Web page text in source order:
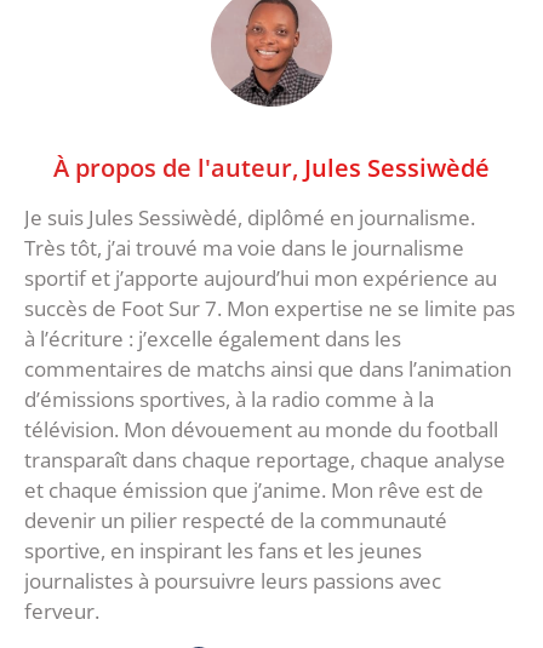
À propos de l'auteur, Jules Sessiwèdé
Je suis Jules Sessiwèdé, diplômé en journalisme.
Très tôt, j’ai trouvé ma voie dans le journalisme
sportif et j’apporte aujourd’hui mon expérience au
succès de Foot Sur 7. Mon expertise ne se limite pas
à l’écriture : j’excelle également dans les
commentaires de matchs ainsi que dans l’animation
d’émissions sportives, à la radio comme à la
télévision. Mon dévouement au monde du football
transparaît dans chaque reportage, chaque analyse
et chaque émission que j’anime. Mon rêve est de
devenir un pilier respecté de la communauté
sportive, en inspirant les fans et les jeunes
journalistes à poursuivre leurs passions avec
ferveur.